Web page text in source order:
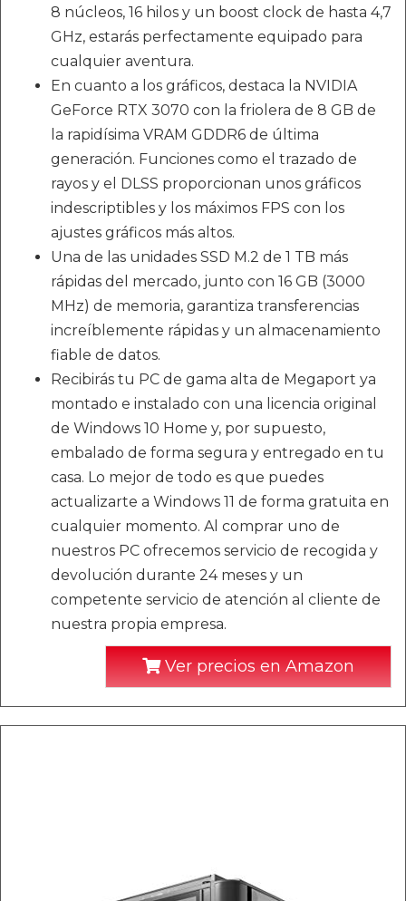
8 núcleos, 16 hilos y un boost clock de hasta 4,7
GHz, estarás perfectamente equipado para
cualquier aventura.
En cuanto a los gráficos, destaca la NVIDIA
GeForce RTX 3070 con la friolera de 8 GB de
la rapidísima VRAM GDDR6 de última
generación. Funciones como el trazado de
rayos y el DLSS proporcionan unos gráficos
indescriptibles y los máximos FPS con los
ajustes gráficos más altos.
Una de las unidades SSD M.2 de 1 TB más
rápidas del mercado, junto con 16 GB (3000
MHz) de memoria, garantiza transferencias
increíblemente rápidas y un almacenamiento
fiable de datos.
Recibirás tu PC de gama alta de Megaport ya
montado e instalado con una licencia original
de Windows 10 Home y, por supuesto,
embalado de forma segura y entregado en tu
casa. Lo mejor de todo es que puedes
actualizarte a Windows 11 de forma gratuita en
cualquier momento. Al comprar uno de
nuestros PC ofrecemos servicio de recogida y
devolución durante 24 meses y un
competente servicio de atención al cliente de
nuestra propia empresa.
Ver precios en Amazon